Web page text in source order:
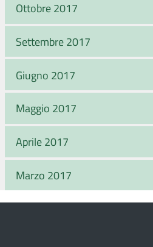
Ottobre 2017
Settembre 2017
Giugno 2017
Maggio 2017
Aprile 2017
Marzo 2017